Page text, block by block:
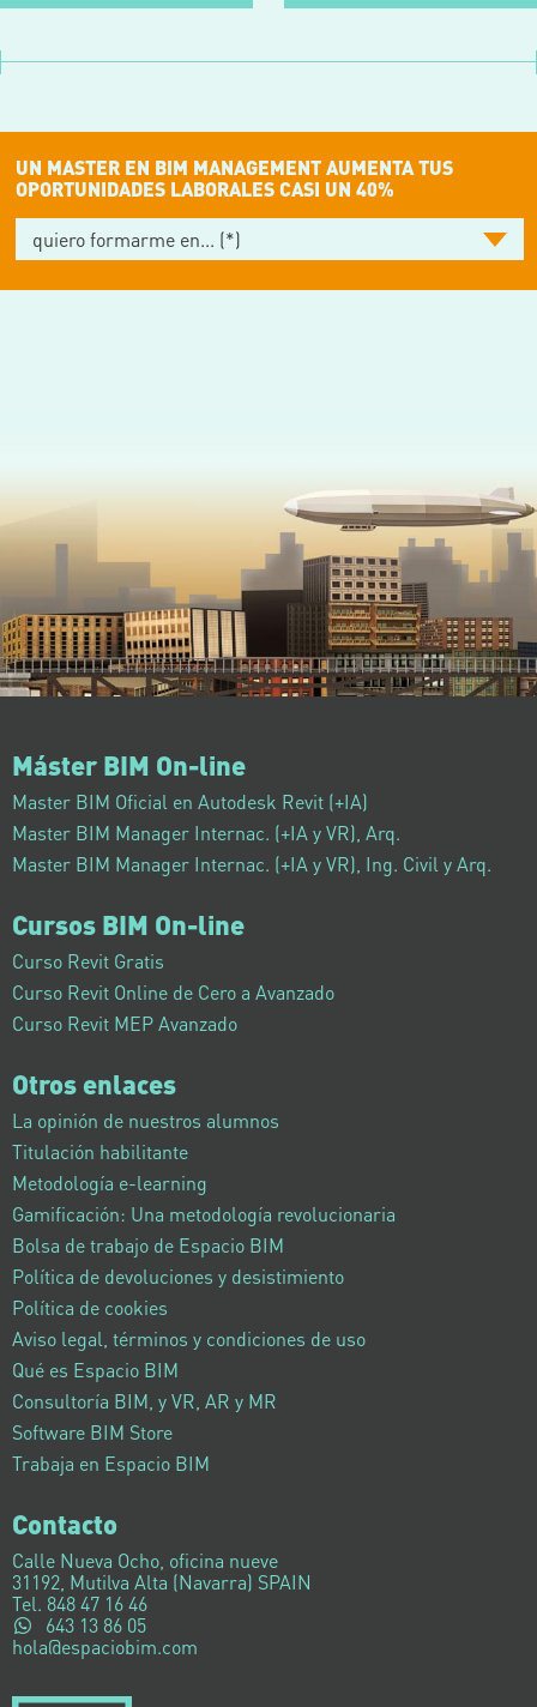
UN MASTER EN BIM MANAGEMENT AUMENTA TUS
OPORTUNIDADES LABORALES CASI UN 40%
Máster BIM On-line
Master BIM Oficial en Autodesk Revit (+IA)
Master BIM Manager Internac. (+IA y VR), Arq.
Master BIM Manager Internac. (+IA y VR), Ing. Civil y Arq.
Cursos BIM On-line
Curso Revit Gratis
Curso Revit Online de Cero a Avanzado
Curso Revit MEP Avanzado
Otros enlaces
La opinión de nuestros alumnos
Titulación habilitante
Metodología e-learning
Gamificación: Una metodología revolucionaria
Bolsa de trabajo de Espacio BIM
Política de devoluciones y desistimiento
Política de cookies
Aviso legal, términos y condiciones de uso
Qué es Espacio BIM
Consultoría BIM, y VR, AR y MR
Software BIM Store
Trabaja en Espacio BIM
Contacto
Calle Nueva Ocho, oficina nueve
31192, Mutilva Alta (Navarra) SPAIN
Tel. 848 47 16 46
643 13 86 05
hola@espaciobim.com